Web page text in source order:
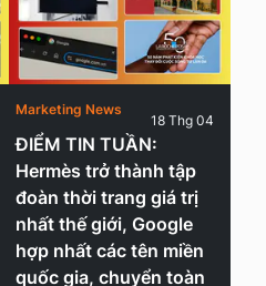
ĐIỂM TIN TUẦN:
Hermès trở thành tập
đoàn thời trang giá trị
nhất thế giới, Google
hợp nhất các tên miền
quốc gia, chuyển toàn
Marketing News
18 Thg 04